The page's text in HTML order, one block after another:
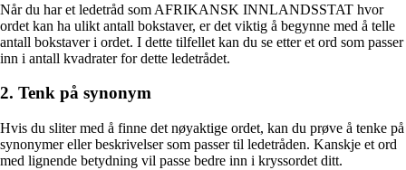
Når du har et ledetråd som AFRIKANSK INNLANDSSTAT hvor
ordet kan ha ulikt antall bokstaver, er det viktig å begynne med å telle
antall bokstaver i ordet. I dette tilfellet kan du se etter et ord som passer
inn i antall kvadrater for dette ledetrådet.
2. Tenk på synonym
Hvis du sliter med å finne det nøyaktige ordet, kan du prøve å tenke på
synonymer eller beskrivelser som passer til ledetråden. Kanskje et ord
med lignende betydning vil passe bedre inn i kryssordet ditt.